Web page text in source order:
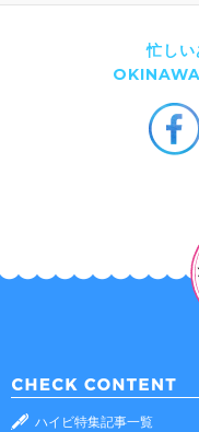
忙し
ハイビ特集記事一覧